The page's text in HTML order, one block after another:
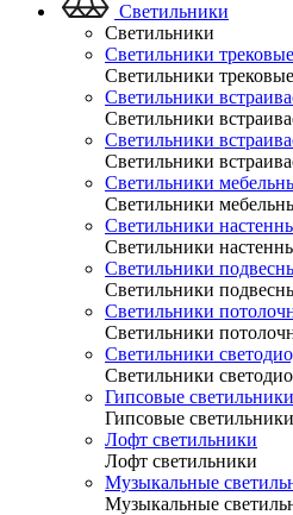
Светильники
Светильники
Светильники
Светильники
Светильники
Светильники
Светильники
Светильники
Светильники
Светильники
Светильники
Светильники
Светильники
Светильники
Светильники
Светильники
Светильники
Светильники
Гипсовые светильники
Гипсовые светильники
Лофт светильники
Лофт светильники
Музыкальные
Музыкальные